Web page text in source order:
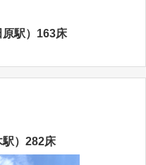
駅）163床
）282床